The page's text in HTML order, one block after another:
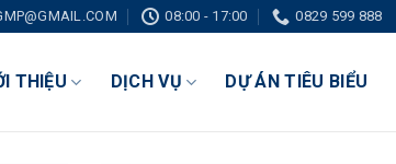
08:00 - 17:00 0829 599 888
THIỆU DỊCH VỤ DỰ ÁN TIÊU BIỂU